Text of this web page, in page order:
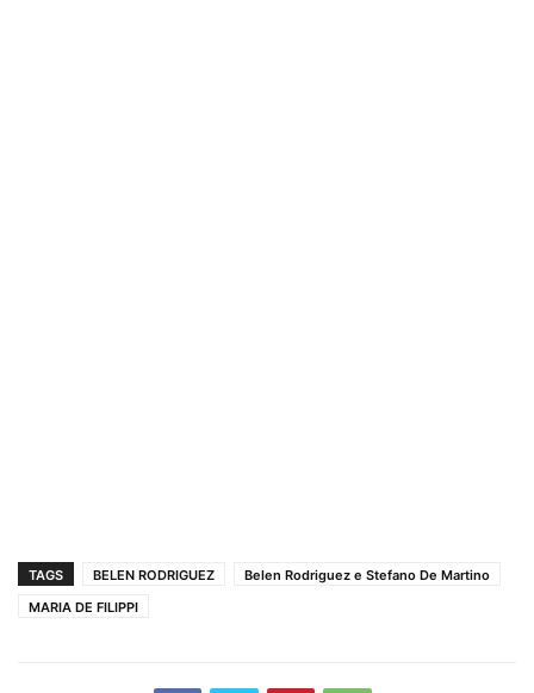
TAGS BELEN RODRIGUEZ
Belen Rodriguez e Stefano De Martino
MARIA DE FILIPPI